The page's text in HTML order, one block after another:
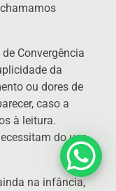
Convergência
da
ou dores de
caso a
à leitura.
do uso
na infância,